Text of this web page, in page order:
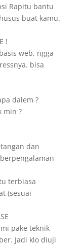
Rapitu bantu
buat kamu.
!
web, ngga
bisa
dalem ?
min ?
dan
terbiasa
(sesuai
pake teknik
Jadi klo diuji